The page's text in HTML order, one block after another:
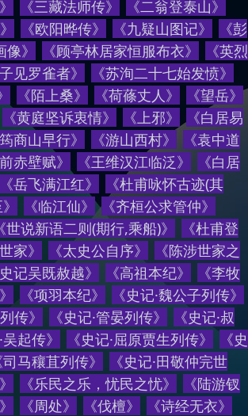
》 《三藏法师传》 《二翁登泰山》
》 《欧阳晔传》 《九疑山图记》 《彭
像》 《顾亭林居家恒服布衣》 《英烈
见罗雀者》 《苏洵二十七始发愤》
《陌上桑》 《荷蓧丈人》 《望岳》
《黄庭坚诉衷情》 《上邪》 《白居易
商山早行》 《游山西村》 《袁中道
前赤壁赋》 《王维汉江临泛》 《白居
《岳飞满江红》 《杜甫咏怀古迹(其
》 《临江仙》 《齐桓公求管仲》
《世说新语二则(期行,乘船)》 《杜甫登
家》 《太史公自序》 《陈涉世家之
史记吴既赦越》 《高祖本纪》 《李牧
》 《项羽本纪》 《史记·魏公子列传》
传》 《史记·管晏列传》 《史记·叔
吴起传》 《史记·屈原贾生列传》 《史
司马穰苴列传》 《史记·田敬仲完世
》 《乐民之乐，忧民之忧》 《陆游钗
》 《周处》 《伐檀》 《诗经无衣》